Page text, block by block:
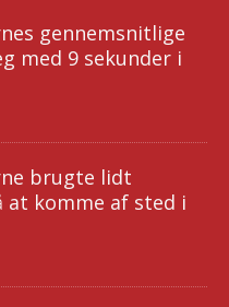
gennemsnitlige
med 9 sekunder i
brugte lidt
komme af sted i